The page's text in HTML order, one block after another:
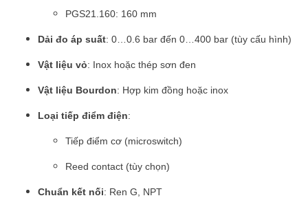
PGS21.160: 160 mm
Dải đo áp suất: 0…0.6 bar đến 0…400 bar (tùy cấu hình)
Vật liệu vỏ: Inox hoặc thép sơn đen
Vật liệu Bourdon: Hợp kim đồng hoặc inox
Loại tiếp điểm điện:
Tiếp điểm cơ (microswitch)
Reed contact (tùy chọn)
Chuẩn kết nối: Ren G, NPT